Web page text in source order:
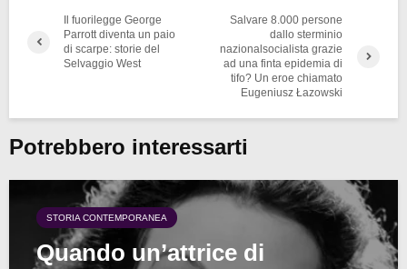
Il fuorilegge George
Parrott diventa un paio
di scarpe: storie del
Selvaggio West
Salvare 8.000 persone
dallo sterminio
nazionalsocialista grazie
ad una finta epidemia di
tifo? Un eroe chiamato
Eugeniusz Łazowski
Potrebbero interessarti
STORIA CONTEMPORANEA
Quando un’attrice di